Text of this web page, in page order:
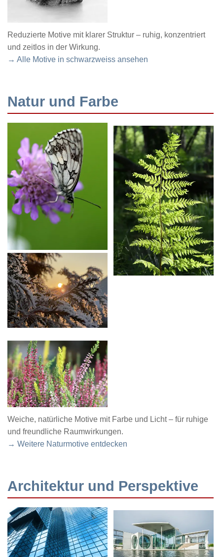
Reduzierte Motive mit klarer Struktur – ruhig, konzentriert
und zeitlos in der Wirkung.
→ Alle Motive in schwarzweiss ansehen
Natur und Farbe
Weiche, natürliche Motive mit Farbe und Licht – für ruhige
und freundliche Raumwirkungen.
→ Weitere Naturmotive entdecken
Architektur und Perspektive